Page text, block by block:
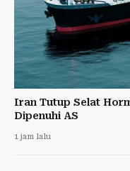
Iran Tutup Selat
Dipenuhi AS
1 jam lalu